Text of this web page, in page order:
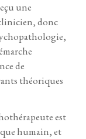
une
donc
de
théoriques
est
humain, et